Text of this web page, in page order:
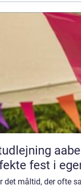
aabenraa sådan
fest i
det måltid, der ofte